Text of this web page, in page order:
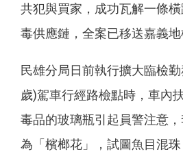
共犯與買家，成功瓦解一條
毒供應鏈，全案已移送嘉義地
民雄分局日前執行擴大臨檢
歲)駕車行經路檢點時，車內
毒品的玻璃瓶引起員警注意
為「檳榔花」，試圖魚目混